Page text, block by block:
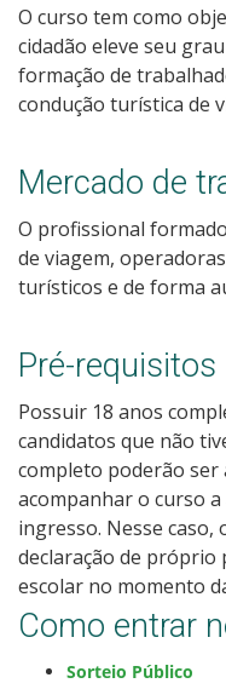
PartiuIF
Parcerias
Processo de
Resultados
Como posso estudar no
Calendário de
Processos Seletivos
Cotas
Orientações para
Inscrições e
O curso tem como
cidadão eleve seu
formação de
condução turística de
Mercado de
O profissional
de viagem,
turísticos e de forma
Pré-requisitos
Possuir 18 anos
candidatos que não
completo poderão ser
acompanhar o curso
ingresso. Nesse caso,
declaração de
escolar no momento
Como entrar
Sorteio Público